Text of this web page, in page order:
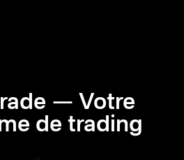
— Votre
de trading